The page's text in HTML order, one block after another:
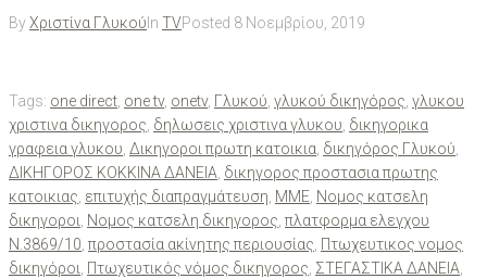
ByΧριστίνα Γλυκού In TVPosted 8 Νοεμβρίου, 2019
Tags: one direct one tv, onetv, Γλυκού γλυκού δικηγόρος γλυκου
χριστινα δικηγορος δηλωσεις χριστινα γλυκου δικηγορικα
γραφεια γλυκου Δικηγοροι πρωτη κατοικια δικηγόρος Γλυκού
ΔΙΚΗΓΟΡΟΣ ΚΟΚΚΙΝΑ ΔΑΝΕΙΑ δικηγορος προστασια πρωτης
κατοικιας επιτυχής διαπραγμάτευση ΜΜΕ Νομος κατσελη
δικηγοροι
Νομος κατσελη δικηγορος πλατφορμα ελεγχου
Ν.3869/10 προστασία ακίνητης περιουσίας Πτωχευτικος νομος
δικηγόροι
Πτωχευτικός νόμος δικηγορος ΣΤΕΓΑΣΤΙΚΑ ΔΑΝΕΙΑ